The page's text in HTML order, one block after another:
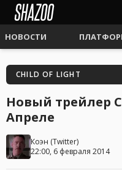
НОВОСТИ
CHILD OF LIGHT
Новый трейлер
Апреле
Коэн (Twitter)
22:00, 6 февраля 2014